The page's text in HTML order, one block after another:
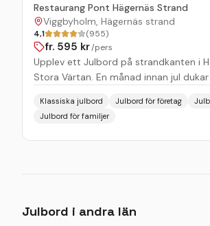
Restaurang Pont Hägernäs Strand
Viggbyholm, Hägernäs strand
4,1 (955)
fr. 595 kr/pers
Upplev ett Julbord på strandkanten i
Stora Värtan. En månad innan jul
den goda Julmaten smaka utmärkt.
innehålla alla de klassiker alla vill finna.
Lutfisk till Ris à la Malta och massor
Klassiska julbord Julbord för företag
Julbord för familjer
Julbord i andra län